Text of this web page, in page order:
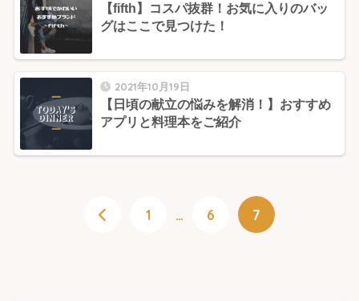
【fifth】コスパ抜群！お気に入りのバッ
グはここで見つけた！
2021年10月19日
【日頃の献立の悩みを解消！】おすすめ
アプリと料理本をご紹介
1 … 6 7